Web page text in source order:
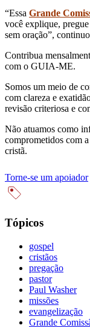
“Essa Grande
você explique,
sem oração”,
Contribua
com o GUIA-ME.
Somos um meio de
com clareza e
revisão criteriosa e
Não atuamos como
comprometidos com
cristã.
Torne-se um apoiador
Tópicos
gospel
cristãos
pregação
pastor
Paul Washer
missões
evangelização
Grande